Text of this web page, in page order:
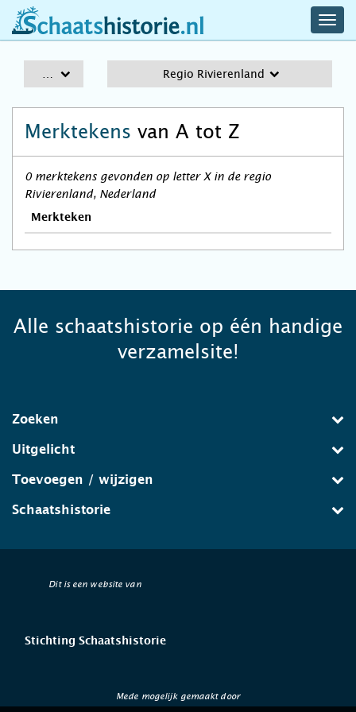
schaatshistorie.nl
Regio Rivierenland
Merktekens van A tot Z
0 merktekens gevonden op letter X in de regio
Rivierenland, Nederland
Merkteken
Alle schaatshistorie op één handige
verzamelsite!
Zoeken
Uitgelicht
Toevoegen / wijzigen
Schaatshistorie
Dit is een website van
Stichting Schaatshistorie
Mede mogelijk gemaakt door